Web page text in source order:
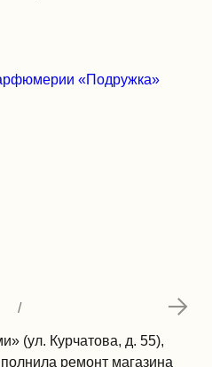
/
(ул. Курчатова, д. 55),
ремонт магазина